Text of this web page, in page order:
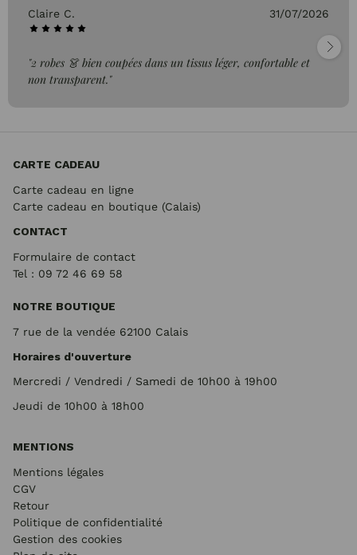
Claire C. 31/07/2026
"2 robes 👗 bien coupées dans un tissus léger, confortable et
non transparent."
CARTE CADEAU
Carte cadeau en ligne
Carte cadeau en boutique (Calais)
CONTACT
Formulaire de contact
Tel : 09 72 46 69 58
NOTRE BOUTIQUE
7 rue de la vendée 62100 Calais
Horaires d'ouverture
Mercredi / Vendredi / Samedi de 10h00 à 19h00
Jeudi de 10h00 à 18h00
MENTIONS
Mentions légales
CGV
Retour
Politique de confidentialité
Gestion des cookies